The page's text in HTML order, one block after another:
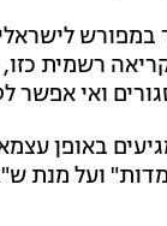
לאוקטובר 2023 אז
רשמית כזו,
ואי אפשר
באופן
ועל מנת